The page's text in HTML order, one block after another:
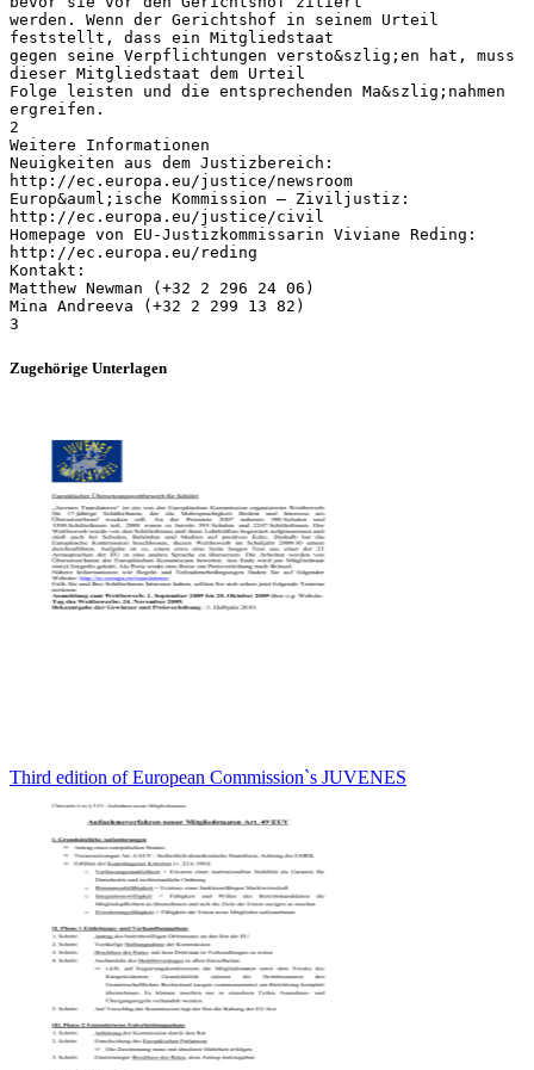
werden. Wenn der Gerichtshof in seinem Urteil
feststellt, dass ein Mitgliedstaat
gegen seine Verpflichtungen versto&szlig;en hat, muss
dieser Mitgliedstaat dem Urteil
Folge leisten und die entsprechenden Ma&szlig;nahmen
ergreifen.
2
Weitere Informationen
Neuigkeiten aus dem Justizbereich:
http://ec.europa.eu/justice/newsroom
Europ&auml;ische Kommission – Ziviljustiz:
http://ec.europa.eu/justice/civil
Homepage von EU-Justizkommissarin Viviane Reding:
http://ec.europa.eu/reding
Kontakt:
Matthew Newman (+32 2 296 24 06)
Mina Andreeva (+32 2 299 13 82)
Zugehörige Unterlagen
Third edition of European Commission`s JUVENES